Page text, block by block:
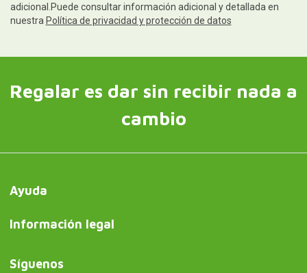
adicional.Puede consultar información adicional y detallada en
nuestra Política de privacidad y protección de datos
Regalar es dar sin recibir nada a
cambio
Ayuda
Información legal
Síguenos